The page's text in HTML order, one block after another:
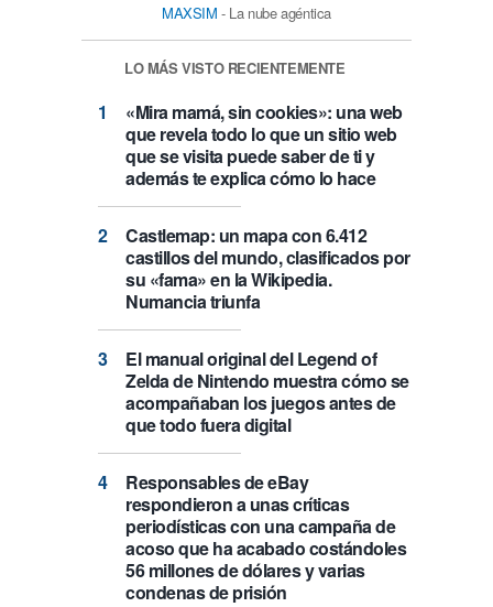
MAXSIM - La nube agéntica
LO MÁS VISTO RECIENTEMENTE
«Mira mamá, sin cookies»: una web
que revela todo lo que un sitio web
que se visita puede saber de ti y
además te explica cómo lo hace
Castlemap: un mapa con 6.412
castillos del mundo, clasificados por
su «fama» en la Wikipedia.
Numancia triunfa
El manual original del Legend of
Zelda de Nintendo muestra cómo se
acompañaban los juegos antes de
que todo fuera digital
Responsables de eBay
respondieron a unas críticas
periodísticas con una campaña de
acoso que ha acabado costándoles
56 millones de dólares y varias
condenas de prisión